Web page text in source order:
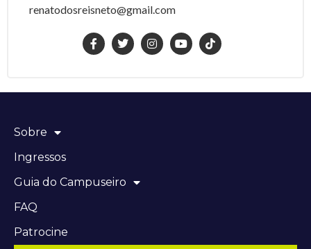
renatodosreisneto@gmail.com
Sobre
Ingressos
Guia do Campuseiro
FAQ
Patrocine